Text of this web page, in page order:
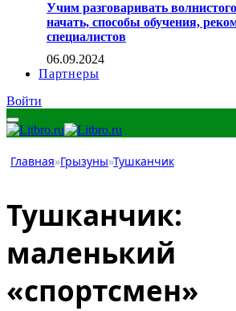
Учим разговаривать
начать, способы обучения,
специалистов
06.09.2024
Партнеры
Войти
Главная»Грызуны»Тушканчик
Тушканчик:
маленький
«спортсмен»